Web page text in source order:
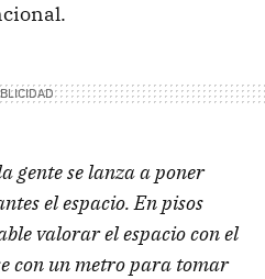
gente se lanza a poner
el espacio. En pisos
valorar el espacio con el
con un metro para tomar